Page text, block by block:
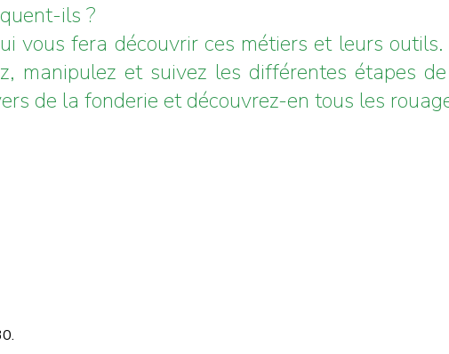
ils ?
vous fera découvrir ces métiers et leurs
manipulez et suivez les différentes étapes
de la fonderie et découvrez-en tous les